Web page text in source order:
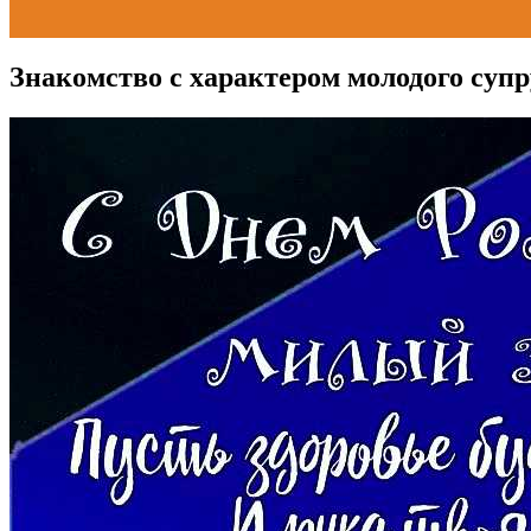
Знакомство с характером молодого